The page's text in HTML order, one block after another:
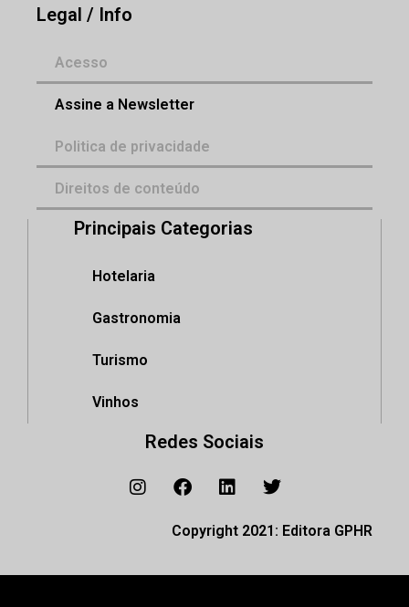
Legal / Info
Acesso
Assine a Newsletter
Politica de privacidade
Direitos de conteúdo
Principais Categorias
Hotelaria
Gastronomia
Turismo
Vinhos
Redes Sociais
Copyright 2021: Editora GPHR